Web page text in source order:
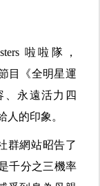
啦啦隊，
目《全明星運
、永遠活力四
人的印象。
群網站昭告了
千分之三機率